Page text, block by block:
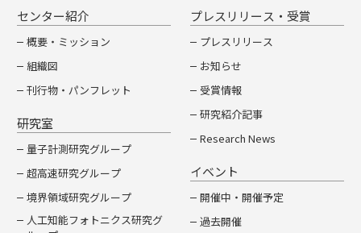
2
年
会
催
概
要
センター紹介
概要・ミッション
組織図
刊行物・パンフレット
研究室
量子計測研究グループ
超高速研究グループ
境界領域研究グループ
人工知能フォトニクス研究グ
プレスリリース・受賞
プレスリリース
お知らせ
受賞情報
研究紹介記事
Research News
イベント
開催中・開催予定
過去開催